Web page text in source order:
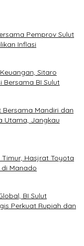
Pemprov Sulut
Inflasi
Sitaro
Bersama BI Sulut
Bersama Mandiri dan
Utama, Jangkau
Timur, Hasjrat Toyota
di Manado
BI Sulut
Perkuat Rupiah dan